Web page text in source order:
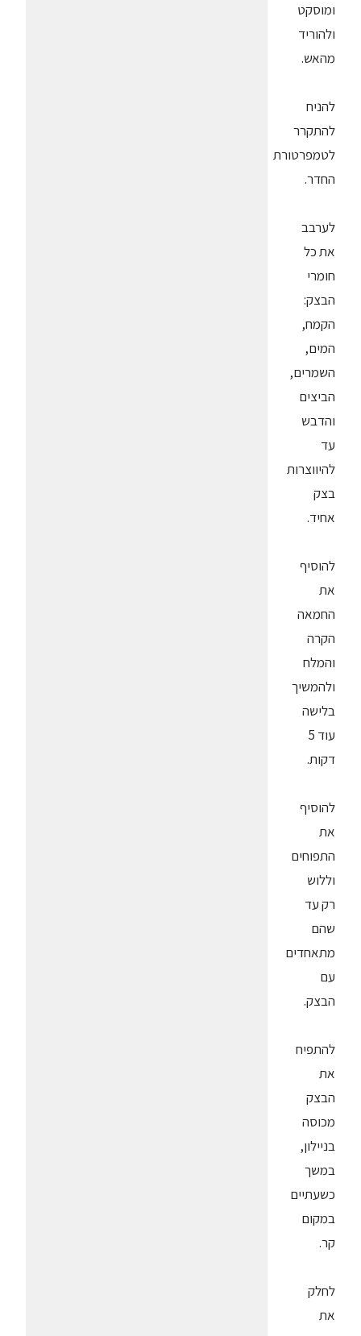
ומוסקט
ולהוריד
מהאש.
להניח
להתקרר
לטמפרטורת
החדר.
לערבב
את כל
חומרי
הבצק:
הקמח,
המים,
השמרים,
הביצים
והדבש
עד
להיווצרות
בצק
אחיד.
להוסיף
את
החמאה
הקרה
והמלח
ולהמשיך
בלישה
עוד 5
דקות.
להוסיף
את
התפוחים
וללוש
רק עד
שהם
מתאחדים
עם
הבצק.
להתפיח
את
הבצק
מכוסה
בניילון,
במשך
כשעתיים
במקום
קר.
לחלק
את